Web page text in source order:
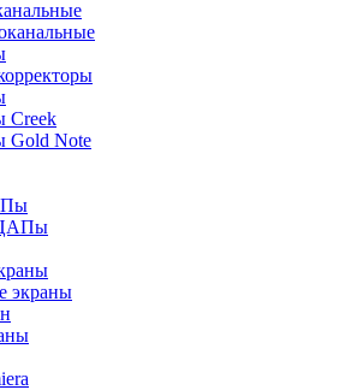
Creek
Gold Note
экраны